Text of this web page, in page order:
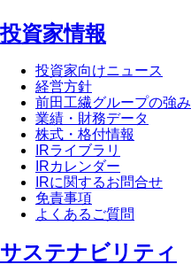
投資家情報
投資家向けニュース
経営方針
前田工繊グループの強み
業績・財務データ
株式・格付情報
IRライブラリ
IRカレンダー
IRに関するお問合せ
免責事項
よくあるご質問
サステナビリティ